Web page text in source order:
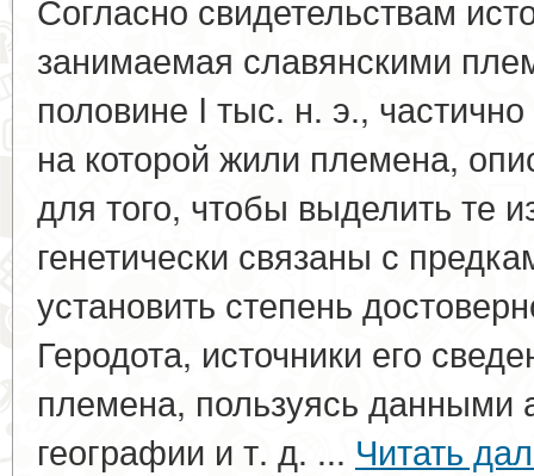
Согласно свидетельствам
занимаемая славянскими
половине I тыс. н. э.,
на которой жили племена,
для того, чтобы выделить те
генетически связаны с
установить степень
Геродота, источники его
племена, пользуясь данными
географии и т. д. ... Читать